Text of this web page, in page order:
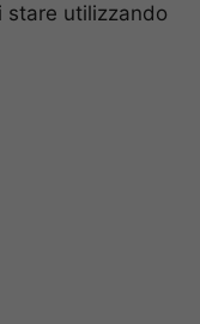
stare utilizzando